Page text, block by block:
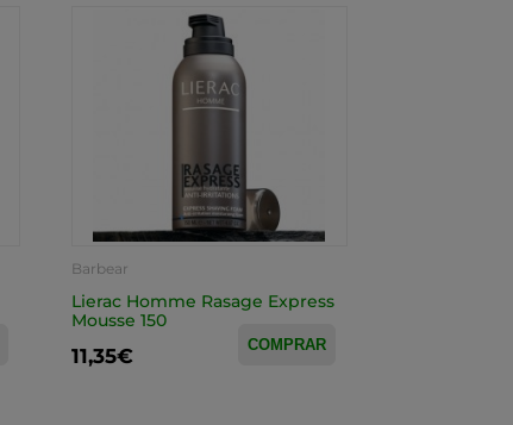
Barbear
Lierac Homme Rasage Express
Mousse 150
11,35€ COMPRAR